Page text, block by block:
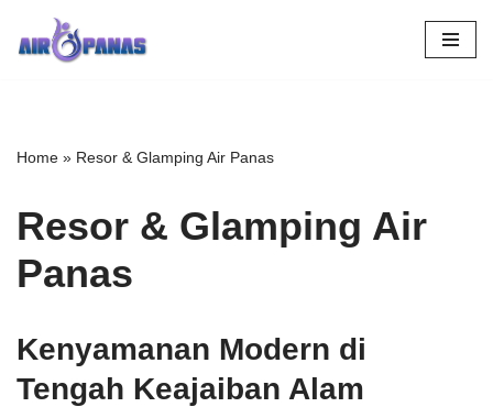
Skip
Home » Resor & Glamping Air Panas
Resor & Glamping Air
Panas
Kenyamanan Modern di
Tengah Keajaiban Alam